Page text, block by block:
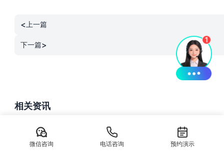
< 上一篇
下一篇>
相关资讯
家居家装行业必备：AI抖音私信客服系统的
综上所述，AI抖音私信客服系统在家居家装...
微信咨询 电话咨询 预约演示